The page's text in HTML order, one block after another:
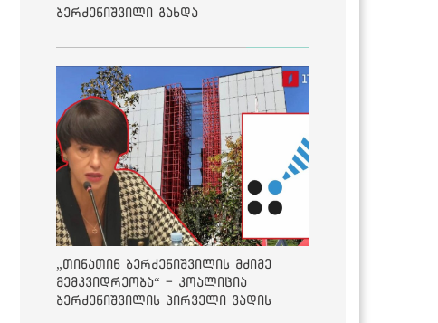
ბერძენიშვილი გახდა
„თინათინ ბერძენიშვილის მძიმე
მემკვიდრეობა“ - კოალიცია
ბერძენიშვილის პირველი ვადის